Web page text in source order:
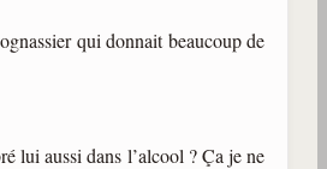
qui donnait beaucoup de
lui aussi dans l’alcool ? Ça je ne